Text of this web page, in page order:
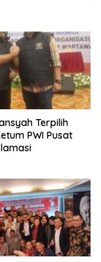
Terpilih
PWI Pusat